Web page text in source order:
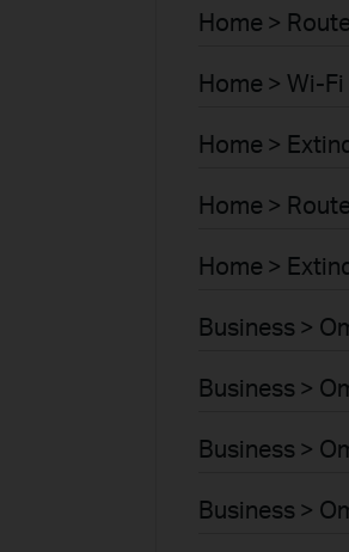
Home >
Home > Wi-
Home >
Home >
Home >
Business >
Business >
Business >
Business >